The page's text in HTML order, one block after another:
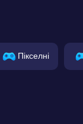
Пікселні